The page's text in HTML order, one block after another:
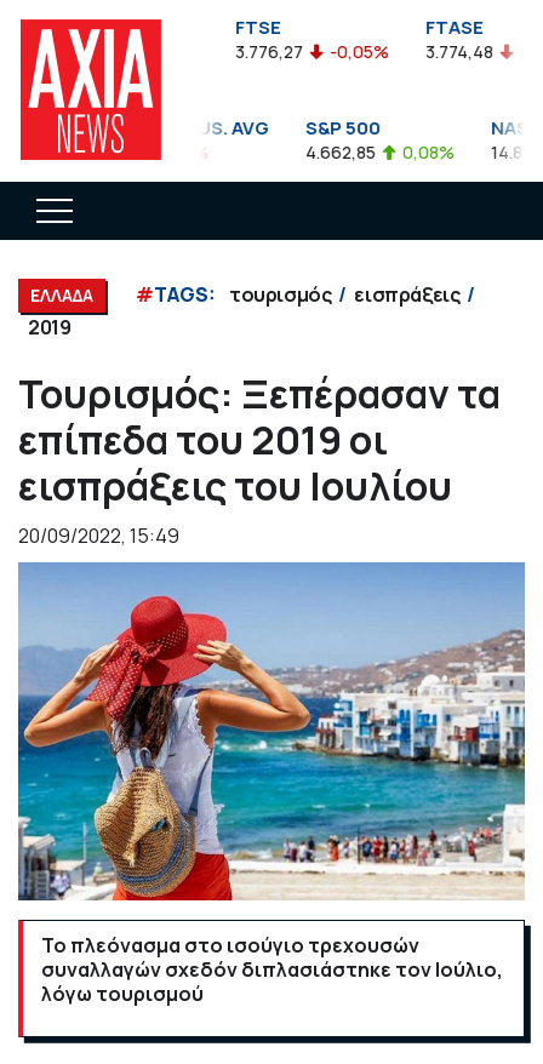
FTSEA
899,47 -0,04%
FTSE
3.776,27 -0,05%
FTASE
3.774,48 -
DOW JONES INDUS. AVG
35.911,81 -0,56%
S&P 500
4.662,85 0,08% 14.893,75
ΕΛΛΑΔΑ #TAGS: τουρισμός
εισπράξεις
2019
Τουρισμός: Ξεπέρασαν τα
επίπεδα του 2019 οι
εισπράξεις του Ιουλίου
20/09/2022, 15:49
To πλεόνασμα στο ισούγιο τρεχουσών
συναλλαγών σχεδόν διπλασιάστηκε τον Ιούλιο,
λόγω τουρισμού